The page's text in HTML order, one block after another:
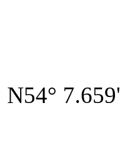
N54°